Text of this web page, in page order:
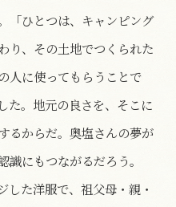
「ひとつは、キャンピング
り、その土地でつくられた
人に使ってもらうことで
た。地元の良さを、そこに
るからだ。奥塩さんの夢が
にもつながるだろう。
した洋服で、祖父母・親・